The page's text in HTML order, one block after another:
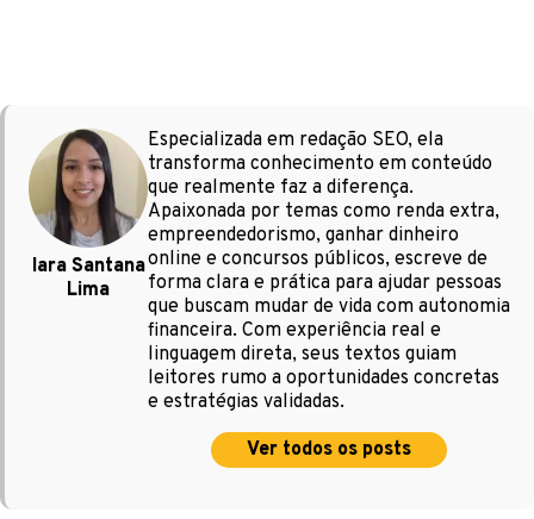
Iara Santana
Lima
Especializada em redação SEO, ela
transforma conhecimento em conteúdo
que realmente faz a diferença.
Apaixonada por temas como renda extra,
empreendedorismo, ganhar dinheiro
online e concursos públicos, escreve de
forma clara e prática para ajudar pessoas
que buscam mudar de vida com autonomia
financeira. Com experiência real e
linguagem direta, seus textos guiam
leitores rumo a oportunidades concretas
e estratégias validadas.
Ver todos os posts